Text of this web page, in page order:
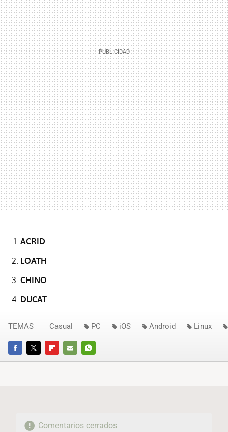
ACRID
LOATH
CHINO
DUCAT
FACEBOOKTWITTERFLIPBOARD
E-
WHATSAPP
TEMAS Casual PC iOS Android Linux
Comentarios cerrados